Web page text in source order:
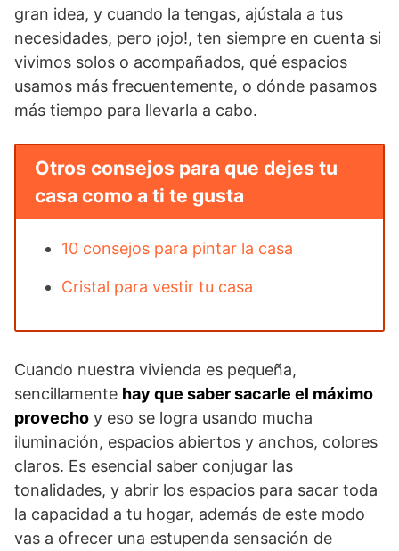
gran idea, y cuando la tengas, ajústala a tus
necesidades, pero ¡ojo!, ten siempre en cuenta si
vivimos solos o acompañados, qué espacios
usamos más frecuentemente, o dónde pasamos
más tiempo para llevarla a cabo.
Otros consejos para que dejes tu
casa como a ti te gusta
10 consejos para pintar la casa
Cristal para vestir tu casa
Cuando nuestra vivienda es pequeña,
sencillamente hay que saber sacarle el máximo
provecho y eso se logra usando mucha
iluminación, espacios abiertos y anchos, colores
claros. Es esencial saber conjugar las
tonalidades, y abrir los espacios para sacar toda
la capacidad a tu hogar, además de este modo
vas a ofrecer una estupenda sensación de